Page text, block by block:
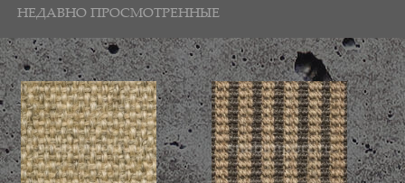
НЕДАВНО ПРОСМОТРЕННЫЕ